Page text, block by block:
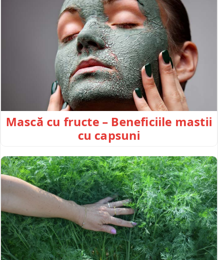
Mască cu fructe – Beneficiile mastii
cu capsuni